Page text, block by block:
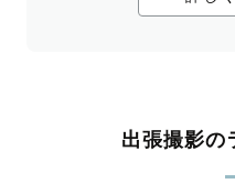
出張撮影の